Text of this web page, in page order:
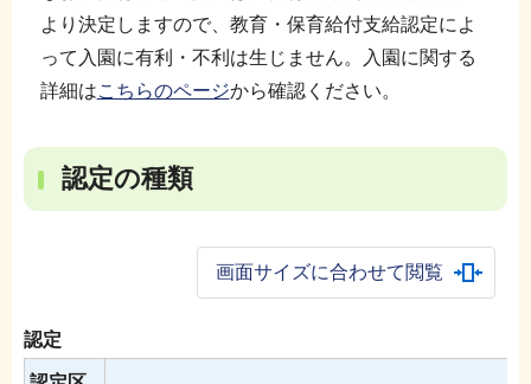
より決定しますので、教育・保育給付支給認定によ
って入園に有利・不利は生じません。入園に関する
詳細はこちらのページから確認ください。
認定の種類
画面サイズに合わせて閲覧
認定